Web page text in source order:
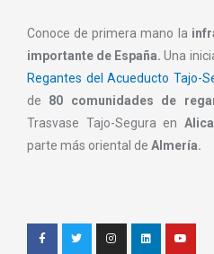
Conoce de primera mano la
importante de España.Una
Regantes del Acueducto Tajo-
de 80 comunidades de
Trasvase Tajo-Segura en
parte más oriental de Almería.